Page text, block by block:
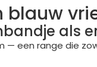
blauw
als
— een range die